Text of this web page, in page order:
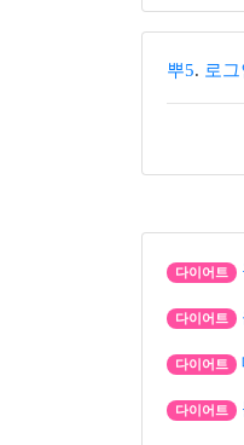
뿌5. 로그
다이어트
다이어트
다이어트
다이어트